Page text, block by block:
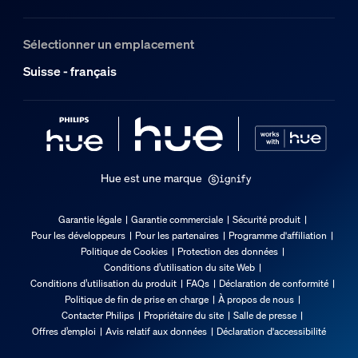
Tension entrée
6'000 mm
Divers
Dimensions et poids de l’emballage
Code barre produit
8721103088116
Poids net
0.67 kg
Sélectionner un emplacement
Suisse - français
Hue est une marque
Garantie légale Garantie commerciale
Sécurité produit
Pour les développeurs
Pour les partenaires
Programme d'affiliation
Politique de Cookies
Protection des données
Conditions d’utilisation du site Web
Conditions d’utilisation du produit
FAQs
Déclaration de conformité
Politique de fin de prise en charge
À propos de nous
Contacter Philips
Propriétaire du site
Salle de presse
Offres d’emploi
Avis relatif aux données Déclaration d'accessibilité